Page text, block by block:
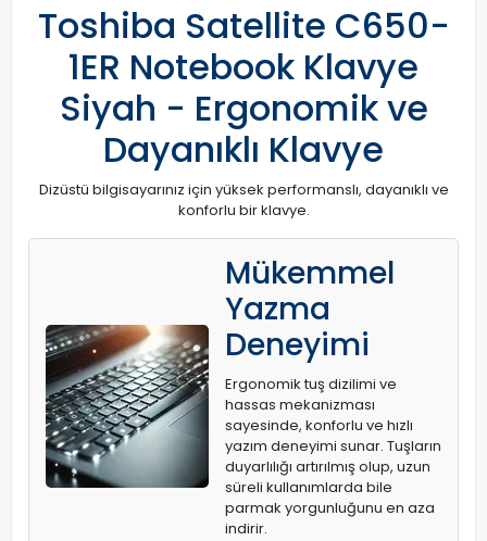
Toshiba Satellite C650-
1ER Notebook Klavye
Siyah - Ergonomik ve
Dayanıklı Klavye
Dizüstü bilgisayarınız için yüksek performanslı, dayanıklı ve
konforlu bir klavye.
Mükemmel
Yazma
Deneyimi
Ergonomik tuş dizilimi ve
hassas mekanizması
sayesinde, konforlu ve hızlı
yazım deneyimi sunar. Tuşların
duyarlılığı artırılmış olup, uzun
süreli kullanımlarda bile
parmak yorgunluğunu en aza
indirir.